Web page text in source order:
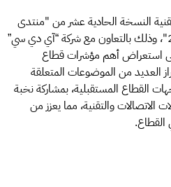
النسخة الحادية عشر من "منتدى
مؤشرات الاتصالات والتقنية 2025"، وذلك بالتعاون مع شركة “آي دي سي”
استعراض أهم مؤشرات قطاع
العديد من الموضوعات المتعلقة
القطاع المستقبلية، بمشاركة نخبة
والتقنية، مما يعزز من
القطاع.